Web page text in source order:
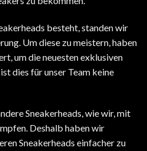
besteht, standen wir
Um diese zu meistern, haben
um die neuesten exklusiven
dies für unser Team keine
Sneakerheads, wie wir, mit
Deshalb haben wir
Sneakerheads einfacher zu